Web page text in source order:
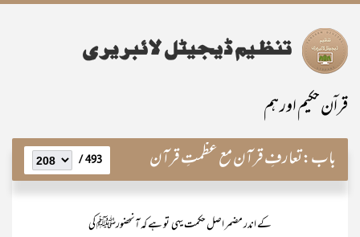
قراۤن حکیم اور ہم
باب:تعارفِ قرآن مع عظمتِ قرآن 493 /
کے اندر مضمر اصل حکمت یہی تو ہے کہ آنحضورﷺ کی